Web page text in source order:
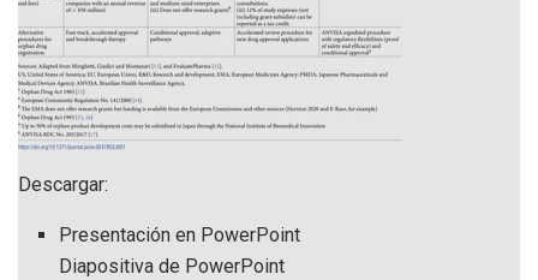
Descargar:
Presentación en PowerPoint
Diapositiva de PowerPoint